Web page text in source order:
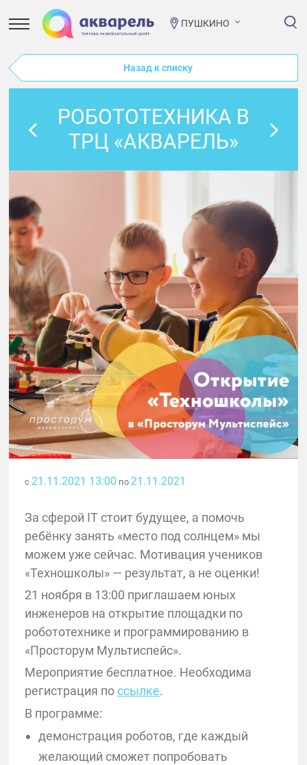
ПУШКИНО
Назад к списку
РОБОТОТЕХНИКА В
ТРЦ «АКВАРЕЛЬ»
с 21.11.2021 13:00 по 21.11.2021
За сферой IT стоит будущее, а помочь
ребёнку занять «место под солнцем» мы
можем уже сейчас. Мотивация учеников
«Техношколы» — результат, а не оценки!
21 ноября в 13:00 приглашаем юных
инженеров на открытие площадки по
робототехнике и программированию в
«Просторум Мультиспейс».
Мероприятие бесплатное. Необходима
регистрация поссылке.
В программе:
демонстрация роботов, где каждый
желающий сможет попробовать